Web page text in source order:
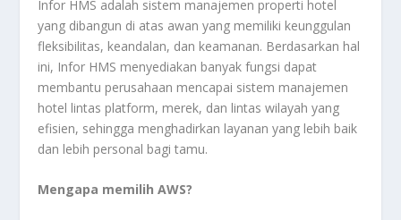
Infor HMS adalah sistem manajemen properti hotel
yang dibangun di atas awan yang memiliki keunggulan
fleksibilitas, keandalan, dan keamanan. Berdasarkan hal
ini, Infor HMS menyediakan banyak fungsi dapat
membantu perusahaan mencapai sistem manajemen
hotel lintas platform, merek, dan lintas wilayah yang
efisien, sehingga menghadirkan layanan yang lebih baik
dan lebih personal bagi tamu.
Mengapa memilih AWS?